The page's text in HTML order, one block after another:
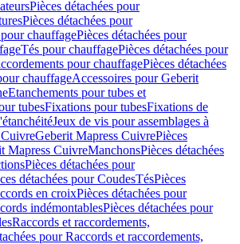
Pièces détachées pour
Pièces détachées pour
chauffagePièces détachées pour
Tés pour chauffagePièces détachées pour
pour chauffagePièces détachées
chauffageAccessoires pour Geberit
Etanchements pour tubes et
tubesFixations pour tubesFixations de
Jeux de vis pour assemblages à
Geberit Mapress CuivrePièces
Mapress CuivreManchonsPièces détachées
Pièces détachées pour
détachées pour CoudesTésPièces
en croixPièces détachées pour
indémontablesPièces détachées pour
Raccords et raccordements,
pour Raccords et raccordements,